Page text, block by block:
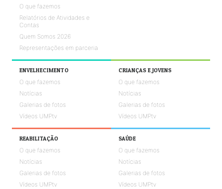
O que fazemos
Relatórios de Atividades e
Contas
Quem Somos 2026
Representações em parceria
ENVELHECIMENTO
O que fazemos
Notícias
Galerias de fotos
Vídeos UMPtv
CRIANÇAS E JOVENS
O que fazemos
Notícias
Galerias de fotos
Vídeos UMPtv
REABILITAÇÃO
O que fazemos
Notícias
Galerias de fotos
Vídeos UMPtv
SAÚDE
O que fazemos
Notícias
Galerias de fotos
Vídeos UMPtv